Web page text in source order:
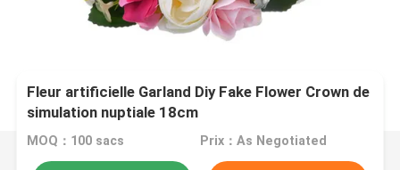
Fleur artificielle Garland Diy Fake Flower Crown de
simulation nuptiale 18cm
MOQ：100 sacs Prix：As Negotiated